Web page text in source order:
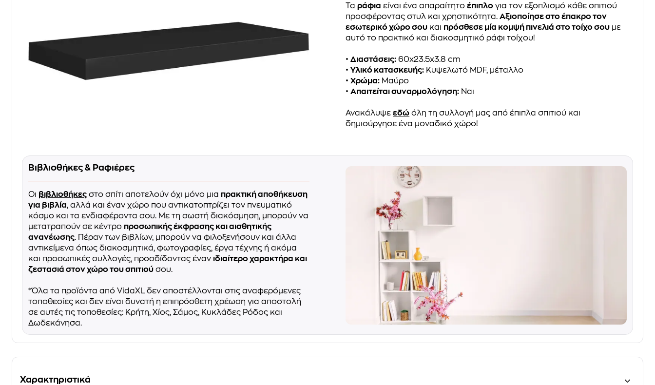
Ταράφια είναι ένα απαραίτητοέπιπλο για τον εξοπλισμό κάθε σπιτιού
προσφέροντας στυλ και χρηστικότητα.Αξιοποίησε στο έπακρο τον
εσωτερικό χώρο σου και πρόσθεσε μία κομψή πινελιά στο τοίχο σου με
αυτό το πρακτικό και διακοσμητικό ράφι τοίχου!
•Διαστάσεις: 60x23.5x3.8 cm
•Υλικό κατασκευής: Κυψελωτό MDF, μέταλλο
•Χρώμα: Μαύρο
•Απαιτείται συναρμολόγηση: Ναι
Ανακάλυψεεδώ όλη τη συλλογή μας από έπιπλα σπιτιού και
δημιούργησε ένα μοναδικό χώρο!
Βιβλιοθήκες & Ραφιέρες
Οι βιβλιοθήκες στο σπίτι αποτελούν όχι μόνο μια πρακτική αποθήκευση
για βιβλία, αλλά και έναν χώρο που αντικατοπτρίζει τον πνευματικό
κόσμο και τα ενδιαφέροντα σου. Με τη σωστή διακόσμηση, μπορούν να
μετατραπούν σε κέντρο προσωπικής έκφρασης και αισθητικής
ανανέωσης. Πέραν των βιβλίων, μπορούν να φιλοξενήσουν και άλλα
αντικείμενα όπως διακοσμητικά, φωτογραφίες, έργα τέχνης ή ακόμα
και προσωπικές συλλογές, προσδίδοντας έναν ιδιαίτερο χαρακτήρα και
ζεστασιά στον χώρο του σπιτιού σου.
*Όλα τα προϊόντα από VidaXL δεν αποστέλλονται στις αναφερόμενες
τοποθεσίες και δεν είναι δυνατή η επιπρόσθετη χρέωση για αποστολή
σε αυτές τις τοποθεσίες: Κρήτη, Χίος, Σάμος, Κυκλάδες Ρόδος και
Δωδεκάνησα.
Χαρακτηριστικά